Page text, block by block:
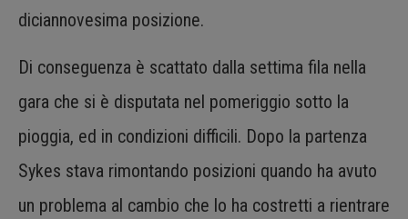
diciannovesima posizione.
Di conseguenza è scattato dalla settima fila nella
gara che si è disputata nel pomeriggio sotto la
pioggia, ed in condizioni difficili. Dopo la partenza
Sykes stava rimontando posizioni quando ha avuto
un problema al cambio che lo ha costretti a rientrare